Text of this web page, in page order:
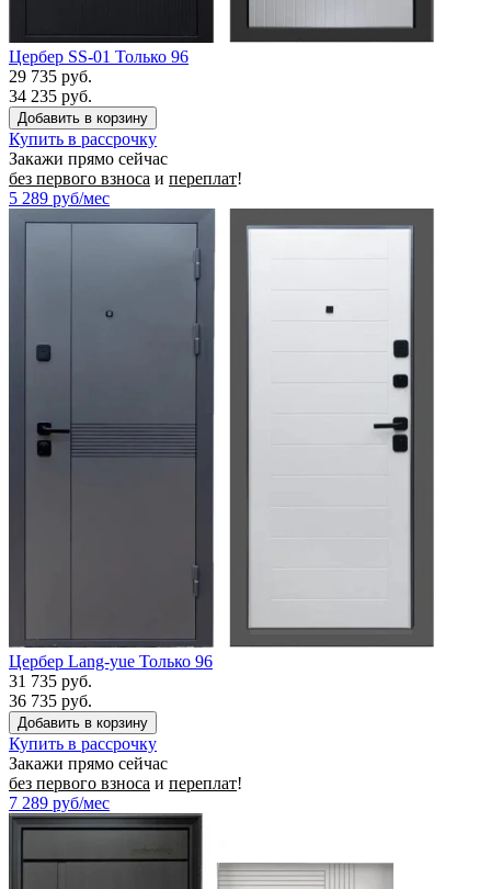
Цербер SS-01 Только 96
29 735 руб.
34 235 руб.
Купить в рассрочку
Закажи прямо сейчас
без первого взноса и переплат!
5 289 руб/мес
Цербер Lang-yue Только 96
31 735 руб.
36 735 руб.
Купить в рассрочку
Закажи прямо сейчас
без первого взноса и переплат!
7 289 руб/мес